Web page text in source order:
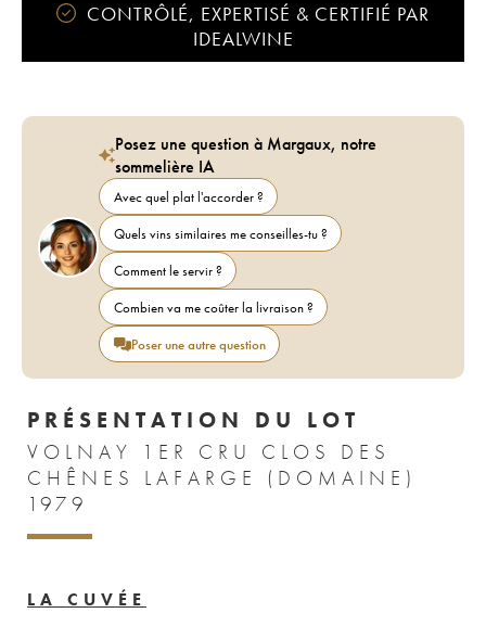
CONTRÔLÉ, EXPERTISÉ & CERTIFIÉ PAR
IDEALWINE
Posez une question à Margaux, notre
sommelière IA
Avec quel plat l'accorder ?
Quels vins similaires me conseilles-tu ?
Comment le servir ?
Combien va me coûter la livraison ?
Poser une autre question
PRÉSENTATION DU LOT
VOLNAY 1ER CRU CLOS DES
CHÊNES LAFARGE (DOMAINE)
1979
LA CUVÉE